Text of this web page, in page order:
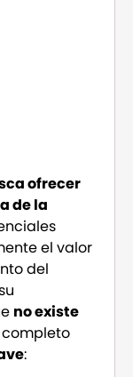
ofrecer
de la
el valor
del
no existe
completo
: